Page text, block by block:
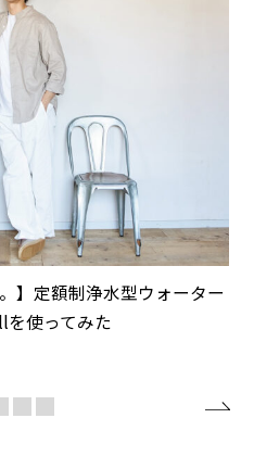
】定額制浄水型ウォーター
使ってみた